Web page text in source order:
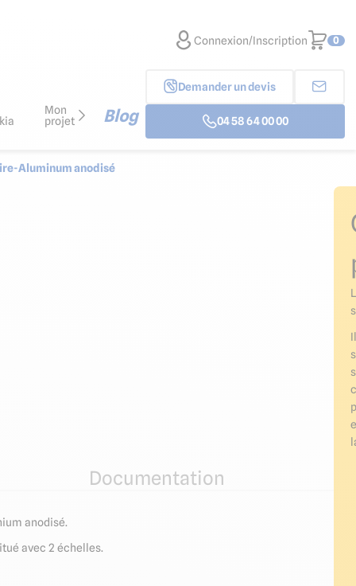
Blog
Mon
projet
Demander un devis
04 58 64 00 00
Connexion/Inscription 0
Aluminum anodisé
Documentation
anodisé.
avec 2 échelles.